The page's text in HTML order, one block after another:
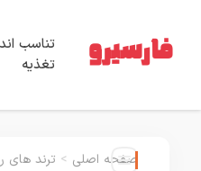
تناسب
تغذیه
صفحه اصلی > ترند های